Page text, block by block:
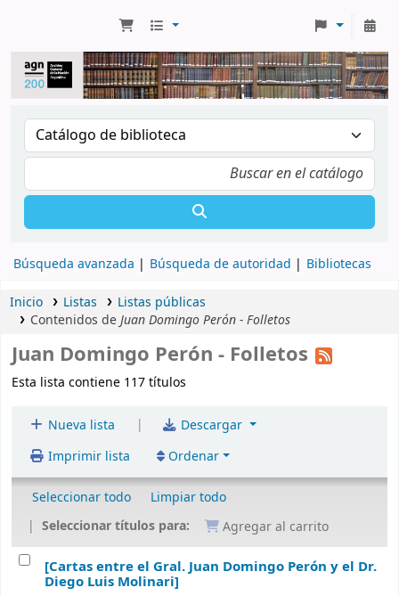
Búsqueda avanzada Búsqueda de autoridad Bibliotecas
Inicio Listas
Listas públicas
Contenidos deJuan Domingo Perón - Folletos
Juan Domingo Perón - Folletos
Esta lista contiene 117 títulos
Nueva lista |
Descargar
Imprimir lista
Ordenar
Seleccionar todo
Limpiar todo
Seleccionar títulos para:
Agregar al carrito
[Cartas entre el Gral. Juan Domingo Perón y el Dr.
Diego Luis Molinari]